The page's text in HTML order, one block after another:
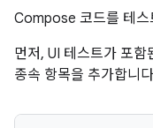
Compose 코드를 테스
먼저, UI 테스트가 포함
종속 항목을 추가합니